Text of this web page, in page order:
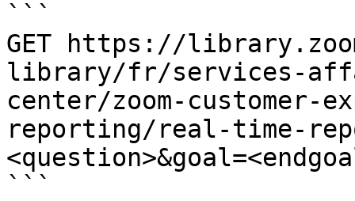
```
GET https://
library/fr/services-
center/zoom-customer-
reporting/real-time-
```